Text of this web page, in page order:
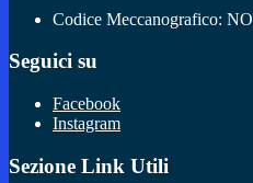
Codice Meccanografico:
Seguici su
Facebook
Instagram
Sezione Link Utili